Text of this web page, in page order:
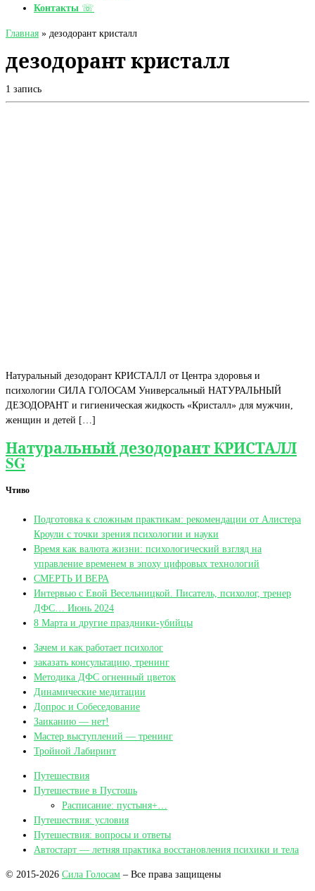
Контакты ☏
Главная » дезодорант кристалл
дезодорант кристалл
1 запись
Натуральный дезодорант КРИСТАЛЛ от Центра здоровья и
психологии СИЛА ГОЛОСАМ Универсальный НАТУРАЛЬНЫЙ
ДЕЗОДОРАНТ и гигиеническая жидкость «Кристалл» для мужчин,
женщин и детей […]
Натуральный дезодорант КРИСТАЛЛ
SG
Чтиво
Подготовка к сложным практикам: рекомендации от Алистера
Кроули с точки зрения психологии и науки
Время как валюта жизни: психологический взгляд на
управление временем в эпоху цифровых технологий
СМЕРТЬ И ВЕРА
Интервью с Евой Весельницкой. Писатель, психолог, тренер
ДФС… Июнь 2024
8 Марта и другие праздники-убийцы
Зачем и как работает психолог
заказать консультацию, тренинг
Методика ДФС огненный цветок
Динамические медитации
Допрос и Собеседование
Заиканию — нет!
Мастер выступлений — тренинг
Тройной Лабиринт
Путешествия
Путешествие в Пустошь
Расписание: пустыня+…
Путешествия: условия
Путешествия: вопросы и ответы
Автостарт — летняя практика восстановления психики и тела
© 2015-2026 Сила Голосам – Все права защищены